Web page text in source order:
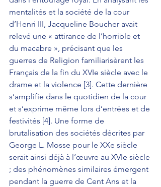
mentalités et la société de la cour
d’Henri III, Jacqueline Boucher avait
relevé une « attirance de l’horrible et
du macabre », précisant que les
guerres de Religion familiarisèrent les
Français de la fin du XVIe siècle avec le
drame et la violence [3]. Cette dernière
s’amplifie dans le quotidien de la cour
et s’exprime même lors d’entrées et de
festivités [4]. Une forme de
brutalisation des sociétés décrites par
George L. Mosse pour le XXe siècle
serait ainsi déjà à l’œuvre au XVIe siècle
; des phénomènes similaires émergent
pendant la guerre de Cent Ans et la